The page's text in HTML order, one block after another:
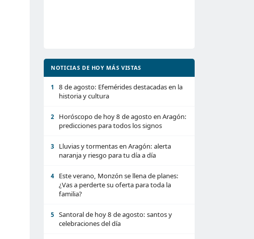
NOTICIAS DE HOY MÁS VISTAS
1
8 de agosto: Efemérides destacadas en la
historia y cultura
2
Horóscopo de hoy 8 de agosto en Aragón:
predicciones para todos los signos
3
Lluvias y tormentas en Aragón: alerta
naranja y riesgo para tu día a día
4
Este verano, Monzón se llena de planes:
¿Vas a perderte su oferta para toda la
familia?
5
Santoral de hoy 8 de agosto: santos y
celebraciones del día